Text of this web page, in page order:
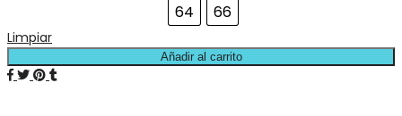
64
66
Limpiar
Añadir al carrito